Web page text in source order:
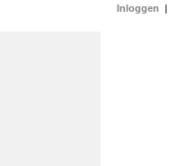
Inloggen |